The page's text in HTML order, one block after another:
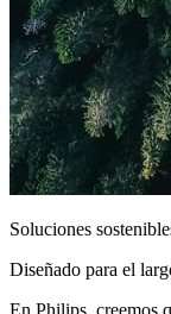
Soluciones
Diseñado para el
En Philips, creemos